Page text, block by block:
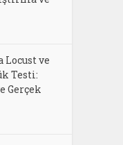
ve
Testi:
Gerçek